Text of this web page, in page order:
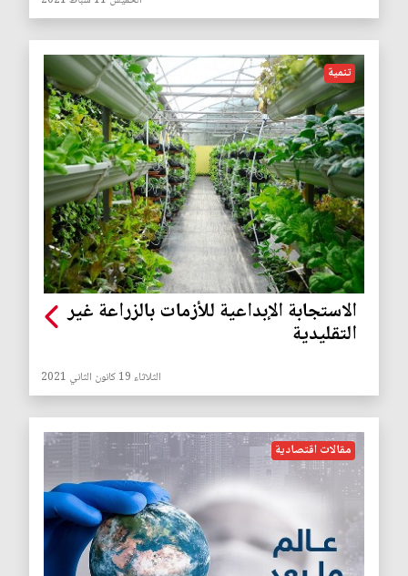
تنمية
الاستجابة الإبداعية للأزمات بالزراعة غير
التقليدية
الثلاثاء 19 كانون الثاني 2021
مقالات اقتصادية